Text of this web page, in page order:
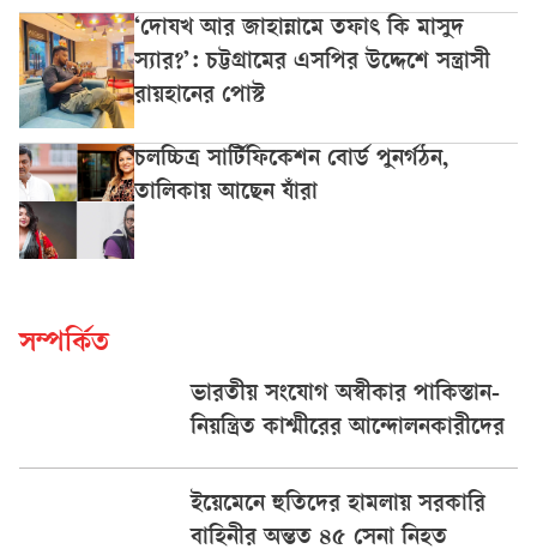
‘দোযখ আর জাহান্নামে তফাৎ কি মাসুদ
স্যার?’: চট্টগ্রামের এসপির উদ্দেশে সন্ত্রাসী
রায়হানের পোস্ট
চলচ্চিত্র সার্টিফিকেশন বোর্ড পুনর্গঠন,
তালিকায় আছেন যাঁরা
সম্পর্কিত
ভারতীয় সংযোগ অস্বীকার পাকিস্তান-
নিয়ন্ত্রিত কাশ্মীরের আন্দোলনকারীদের
ইয়েমেনে হুতিদের হামলায় সরকারি
বাহিনীর অন্তত ৪৫ সেনা নিহত